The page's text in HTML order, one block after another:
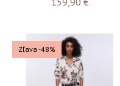
Zľava -48%